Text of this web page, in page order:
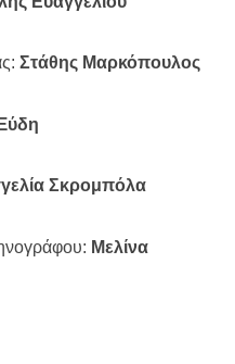
Στάθης Μαρκόπουλος
Σκρομπόλα
Μελίνα